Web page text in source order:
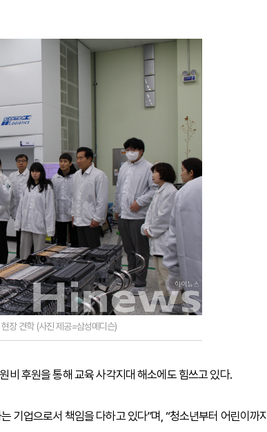
장 견학 (사진 제공=삼성메디슨)
비 후원을 통해 교육 사각지대 해소에도 힘쓰고 있다.
기업으로서 책임을 다하고 있다”며, “청소년부터 어린이까지